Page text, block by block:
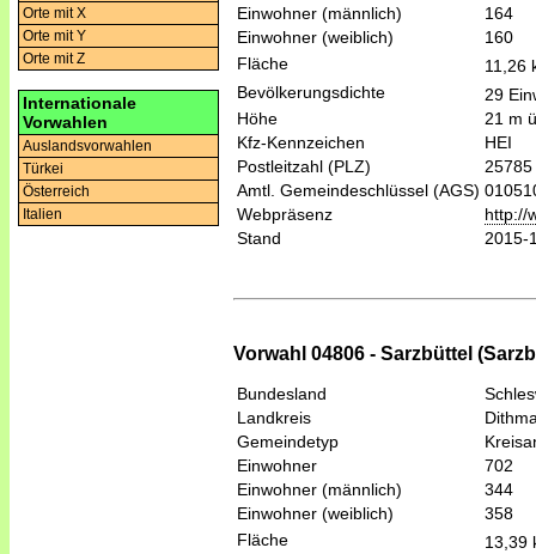
Orte mit X
Orte mit Y
Orte mit Z
Internationale
Vorwahlen
Auslandsvorwahlen
Türkei
Österreich
Italien
Einwohner (männlich)
164
Einwohner (weiblich)
160
Fläche
11,26
Bevölkerungsdichte
29
Höhe
21 m
Kfz-Kennzeichen
HEI
Postleitzahl (PLZ)
25785
Amtl. Gemeindeschlüssel (AGS)
Webpräsenz
http://
Stand
2015-
Vorwahl 04806 - Sarzbüttel
Bundesland
Landkreis
Gemeindetyp
Einwohner
702
Einwohner (männlich)
344
Einwohner (weiblich)
358
Fläche
13,39